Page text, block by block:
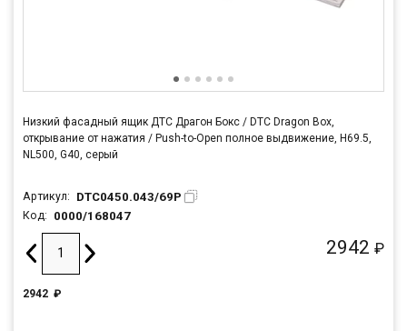
Низкий фасадный ящик ДТС Драгон Бокс / DTC Dragon Box,
открывание от нажатия / Push-to-Open полное выдвижение, H69.5,
NL500, G40, серый
Артикул: DTC0450.043/69P
Код: 0000/168047
2942 ₽
2942 ₽